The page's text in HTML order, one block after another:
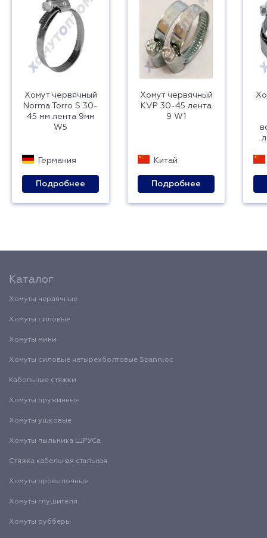
Хомут червячный
Norma Torro S 30-
45 мм лента 9мм
W5
Германия
Подробнее
Хомут червячный
KVP 30-45 лента
9 W1
Китай
Подробнее
Каталог
Хомуты червячные
Хомуты силовые
Хомуты мини
Хомуты силовые четырехболтовые Spannloc
Кабельные стяжки
Хомуты пружинные
Хомуты ушковые
Хомуты пыльника ШРУСа
Стяжка кабельная стальная
Хомуты проволочные
Хомуты глушителя
Хомуты рубберы